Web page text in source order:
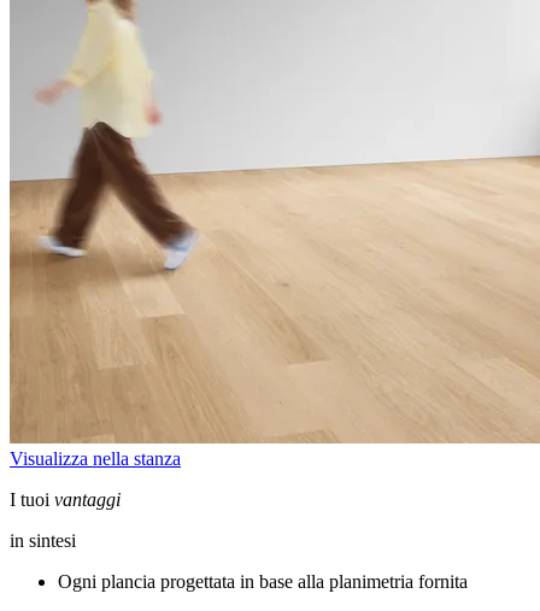
Visualizza nella stanza
I tuoi vantaggi
in sintesi
Ogni plancia progettata in base alla planimetria fornita